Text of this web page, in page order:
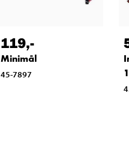
119,-
Minimål
45-7897